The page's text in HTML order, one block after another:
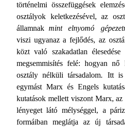
történelmi összefüggések
osztályok keletkezésével, az
államnakmint elnyomó
viszi ugyanaz a fejlődés, az
közt való szakadatlan
megsemmisítés felé: hogyan
osztály nélküli társadalom. Itt is
egymást Marx és Engels
kutatások mellett viszont Marx, az
lényeget látó mélységgel, a
formáiban meglátja az új